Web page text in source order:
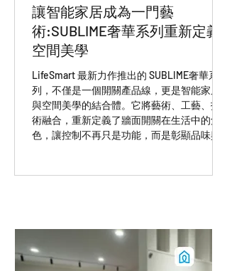
試法。
‧ 本公司出貨之產品皆有“Lifesmart台灣
專用雷射標籤貼紙”，請認明雷射標籤
貼紙，無雷射標籤貼紙之產品皆為水貨
廠商提供，皆無享有保固及售後服務。
‧ 非本司網站所列出服務商，皆非本公
司之出貨商品，請勿冒用本公司
Lifesmart 產品於台灣出貨，若造成本
公司名義受損，將採取法律途徑求償。
合格通過之技師，非本公司人員之技師
損壞，請認明Lifesmart台灣產品與合格
技師。
讓智能家居成為一門藝
術:SUBLIME奢華系列重新定義
空間美學
LifeSmart 最新力作推出的 SUBLIME奢華系
列，不僅是一個開關產品線，更是智能家居
與空間美學的結合體。它將藝術、工藝、技
術融合，重新定義了牆面開關在生活中的角
色，讓控制不再只是功能，而是彰顯品味與